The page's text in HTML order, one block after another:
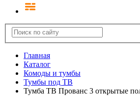
Главная
Каталог
Комоды и тумбы
Тумбы под ТВ
Тумба ТВ Прованс 3 открытые